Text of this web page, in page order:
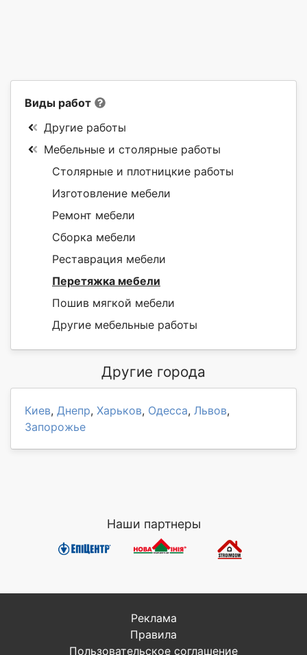
Виды работ
Другие работы
Мебельные и столярные работы
Столярные и плотницкие работы
Изготовление мебели
Ремонт мебели
Сборка мебели
Реставрация мебели
Перетяжка мебели
Пошив мягкой мебели
Другие мебельные работы
Другие города
Киев, Днепр, Харьков, Одесса, Львов,
Запорожье
Наши партнеры
Реклама
Правила
Пользовательское соглашение